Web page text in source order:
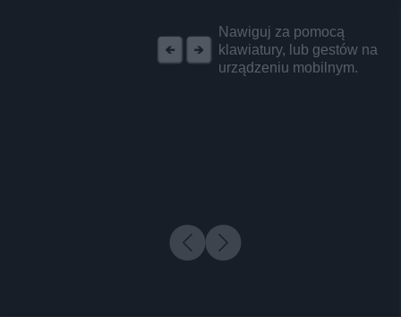
Nawiguj za pomocą
klawiatury, lub gestów na
urządzeniu mobilnym.